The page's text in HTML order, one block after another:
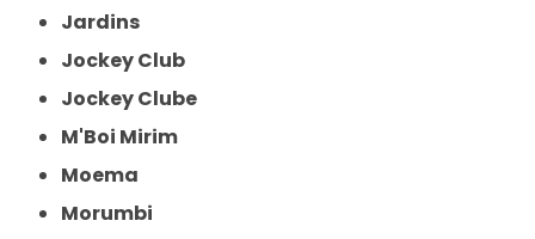
Jardins
Jockey Club
Jockey Clube
M'Boi Mirim
Moema
Morumbi